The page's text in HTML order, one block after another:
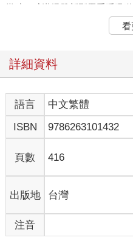
當時，武漢爆發新型嚴重呼吸
事後的發展證明，這場冠狀病
○年的關鍵事件。數百萬民眾
幾個星期內重挫二○％至三○％
在那樣的大環境之下，解釋貿
因應之道等，似乎已不再是當
預見到這場流行疫病的到來，
幾個觀點顯得更加重要。這場
所得、儲蓄與支出扭曲進一步
界多數國家的貿易失衡變得更
這場流行疫病也提醒我們，不
一個人息息相關。污染、氣候
生不分國界。已成功壓制病毒
切斷與世界的互動，但即使那
得不繼續採取積極的應對措施
看
詳細資料
語言 中文繁體
ISBN
9786263101432
頁數 416
出版地 台灣
注音